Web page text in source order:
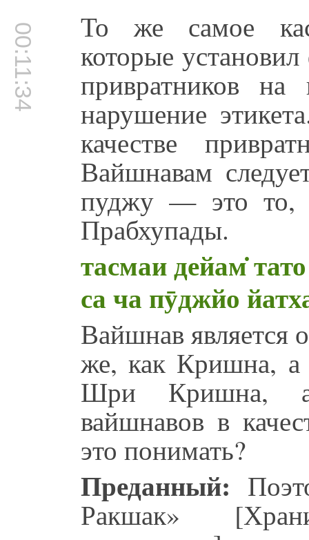
00:11:34 То же самое
которые
привратников
нарушение
качестве
Вайшнавам
пуджу — это то,
Прабхупады.
тасмаи дейам̇
са ча пӯджйо
Вайшнав является
же, как Кришна, а
Шри Кришна,
вайшнавов в
это понимать?
Преданный:
Ракшак»